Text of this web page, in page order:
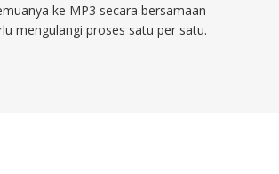
ke MP3 secara bersamaan —
mengulangi proses satu per satu.